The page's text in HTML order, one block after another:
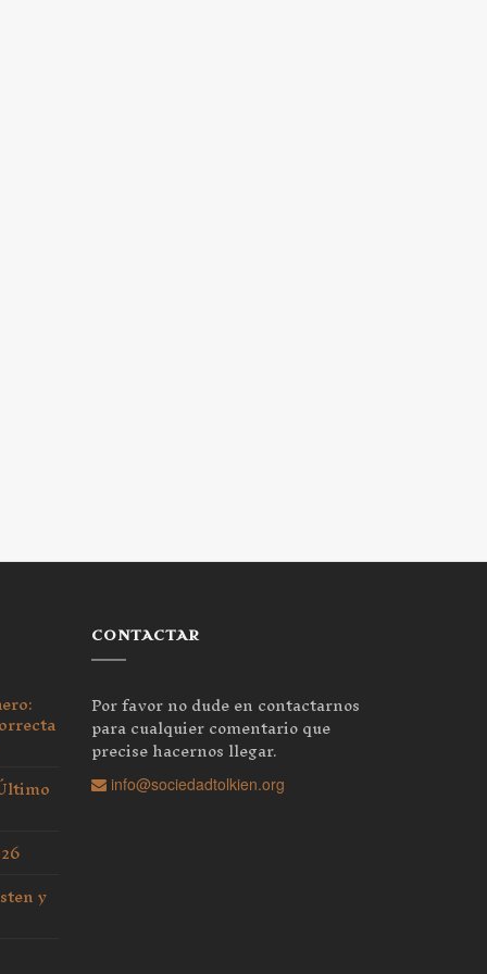
y
CONTACTAR
Por favor no dude en contactarnos
para cualquier comentario que
precise hacernos llegar.
info@sociedadtolkien.org